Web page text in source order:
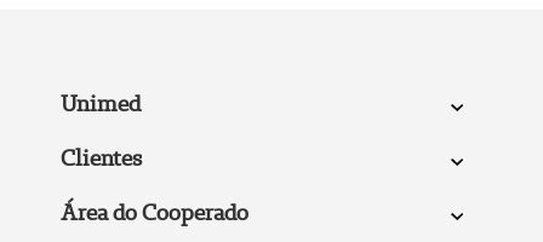
Unimed
Clientes
Área do Cooperado